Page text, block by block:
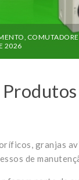
2026
granjas
de